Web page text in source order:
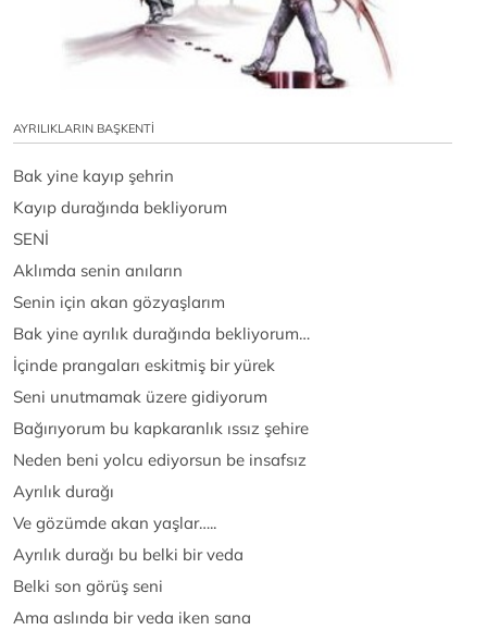
AYRILIKLARIN BAŞKENTİ
Bak yine kayıp şehrin
Kayıp durağında bekliyorum
SENİ
Aklımda senin anıların
Senin için akan gözyaşlarım
Bak yine ayrılık durağında bekliyorum…
İçinde prangaları eskitmiş bir yürek
Seni unutmamak üzere gidiyorum
Bağırıyorum bu kapkaranlık ıssız şehire
Neden beni yolcu ediyorsun be insafsız
Ayrılık durağı
Ve gözümde akan yaşlar…..
Ayrılık durağı bu belki bir veda
Belki son görüş seni
Ama aslında bir veda iken sana